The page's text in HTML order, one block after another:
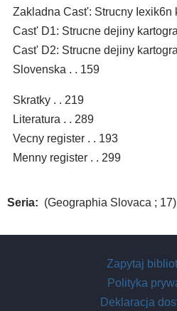
Zakladna Cast': Strucny Iexik6n
Cast' D1: Strucne dejiny
Cast' D2: Strucne dejiny
Slovenska . . 159
Skratky . . 219
Literatura . . 289
Vecny register . . 193
Menny register . . 299
Seria (Geographia Slovaca ; 17)
Zapytaj
Polityka
Deklaracja